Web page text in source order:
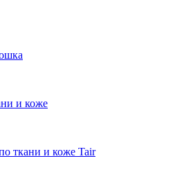
и коже
ткани и коже Tair